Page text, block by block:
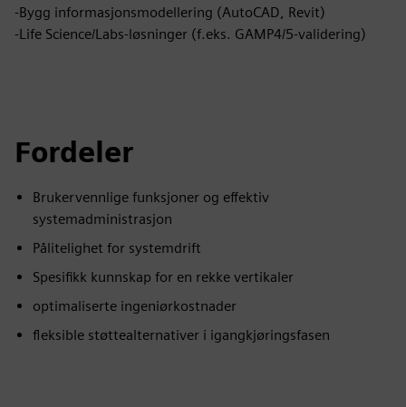
-Bygg informasjonsmodellering (AutoCAD, Revit)
-Life Science/Labs-løsninger (f.eks. GAMP4/5-validering)
Fordeler
Brukervennlige funksjoner og effektiv
systemadministrasjon
Pålitelighet for systemdrift
Spesifikk kunnskap for en rekke vertikaler
optimaliserte ingeniørkostnader
fleksible støttealternativer i igangkjøringsfasen